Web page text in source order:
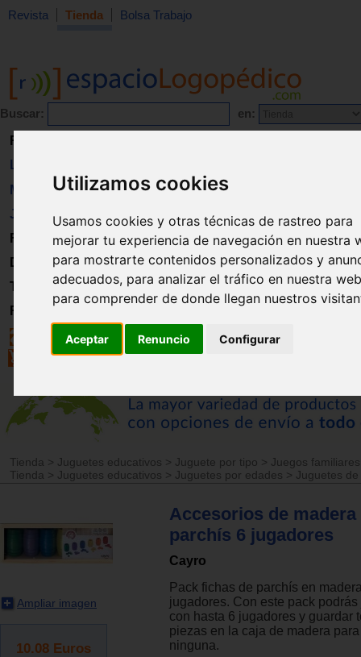
Utilizamos cookies
Usamos cookies y otras técnicas de rastreo para
mejorar tu experiencia de navegación en nuestra
para mostrarte contenidos personalizados y
adecuados, para analizar el tráfico en nuestra
para comprender de donde llegan nuestros
Aceptar Renuncio Configurar
Revista Tienda Bolsa Trabajo
Buscar: en:
Revista
Libros
Material
Juguetes
Formación
Directorio
Trabajo
Registro
Tienda > Juguetes educativos > Juguete por tipo > Juegos
Tienda
> Juguetes educativos > Juguetes por edades > Juguetes
Ampliar imagen
10.08 Euros
Accesorios de madera
parchís 6 jugadores
Cayro
Pack fichas de parchís en
jugadores. Con este pack
con hasta 6 jugadores y guardar
piezas en la caja de madera
ninguna.